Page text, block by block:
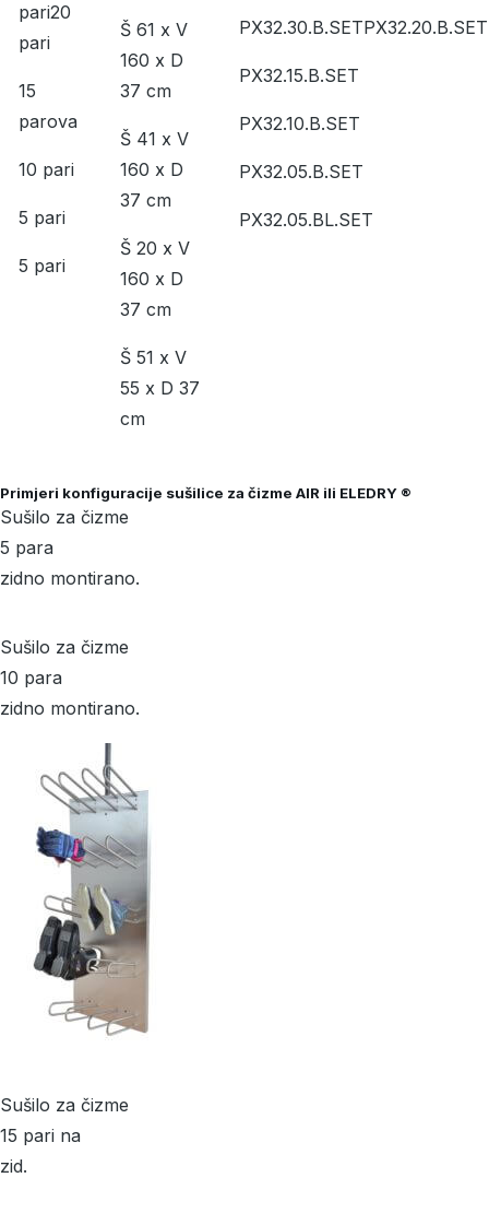
pari20
pari
15
parova
10 pari
5 pari
5 pari
Š 61 x V
160 x D
37 cm
Š 41 x V
160 x D
37 cm
Š 20 x V
160 x D
37 cm
Š 51 x V
55 x D 37
cm
PX32.30.B.SETPX32.20.B.SET
PX32.15.B.SET
PX32.10.B.SET
PX32.05.B.SET
PX32.05.BL.SET
Primjeri konfiguracije sušilice za čizme AIR ili ELEDRY ®
Sušilo za čizme
5 para
zidno montirano.
Sušilo za čizme
10 para
zidno montirano.
Sušilo za čizme
15 pari na
zid.